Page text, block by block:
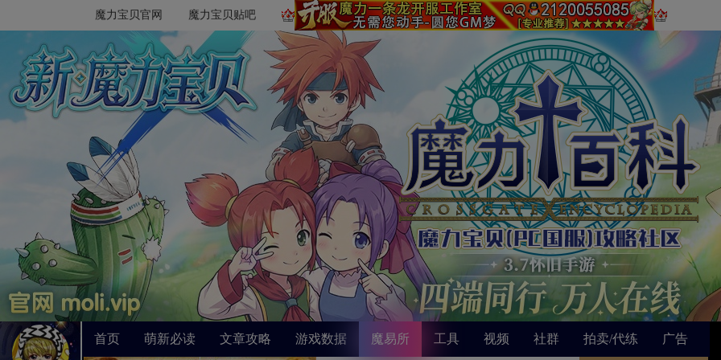
魔力宝贝官网 魔力宝贝贴吧
首页 萌新必读 文章攻略 游戏数据 魔易所 工具 视频 社群 拍卖/代练 广告